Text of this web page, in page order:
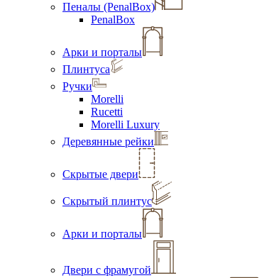
Пеналы (PenalBox)
PenalBox
Арки и порталы
Плинтуса
Ручки
Morelli
Rucetti
Morelli Luxury
Деревянные рейки
Скрытые двери
Скрытый плинтус
Арки и порталы
Двери с фрамугой